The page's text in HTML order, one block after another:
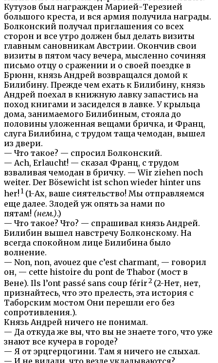
Кутузов был награжден Марией-Терезией
большого креста, и вся армия получила награды.
Болконский получал приглашения со всех
сторон и все утро должен был делать визиты
главным сановникам Австрии. Окончив свои
визиты в пятом часу вечера, мысленно сочиняя
письмо отцу о сражении и о своей поездке в
Брюнн, князь Андрей возвращался домой к
Билибину. Прежде чем ехать к Билибину, князь
Андрей поехал в книжную лавку запастись на
поход книгами и засиделся в лавке. У крыльца
дома, занимаемого Билибиным, стояла до
половины уложенная вещами бричка, и Франц,
слуга Билибина, с трудом таща чемодан, вышел
из двери.
— Что такое? — спросил Болконский.
— Ach, Erlaucht! — сказал Франц, с трудом
взваливая чемодан в бричку. — Wir ziehen noch
weiter. Der Bösewicht ist schon wieder hinter uns
her! 1 (1-Ах, ваше сиятельство! Мы отправляемся
еще далее. Злодей уж опять за нами по
пятам! (нем.).)
— Что такое? Что? — спрашивал князь Андрей.
Билибин вышел навстречу Болконскому. На
всегда спокойном лице Билибина было
волнение.
— Non, non, avouez que c’est charmant, — говорил
он, — cette histoire du pont de Thabor (мост в
Вене). Ils l’ont passé sans coup férir2 (2-Нет, нет,
признайтесь, что это прелесть, эта история с
Таборским мостом Они перешли его без
сопротивления.).
Князь Андрей ничего не понимал.
— Да откуда же вы, что вы не знаете того, что уже
знают все кучера в городе?
— Я от эрцгерцогини. Там я ничего не слыхал.
— И не видали, что везде укладываются?